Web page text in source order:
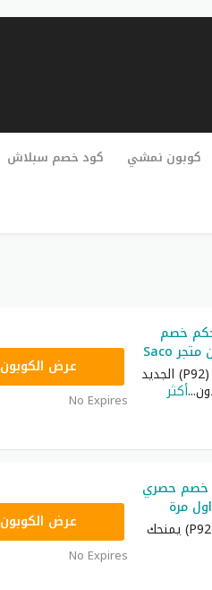
كوبون نمشي كود خصم سبلاش
خصم
كوبون تخفيض ساكو 2026 (P92) الجديد
...أكثر
عرض الكوبون
No Expires
خصم حصري
مرة
كود خصم ساكو أول طلب (P92) يمنحك
عرض الكوبون
No Expires